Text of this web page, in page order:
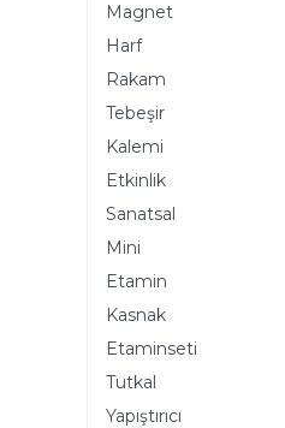
Magnet
Harf
Rakam
Tebeşir
Kalemi
Etkinlik
Sanatsal
Mini
Etamin
Kasnak
Etaminseti
Tutkal
Yapıştırıcı